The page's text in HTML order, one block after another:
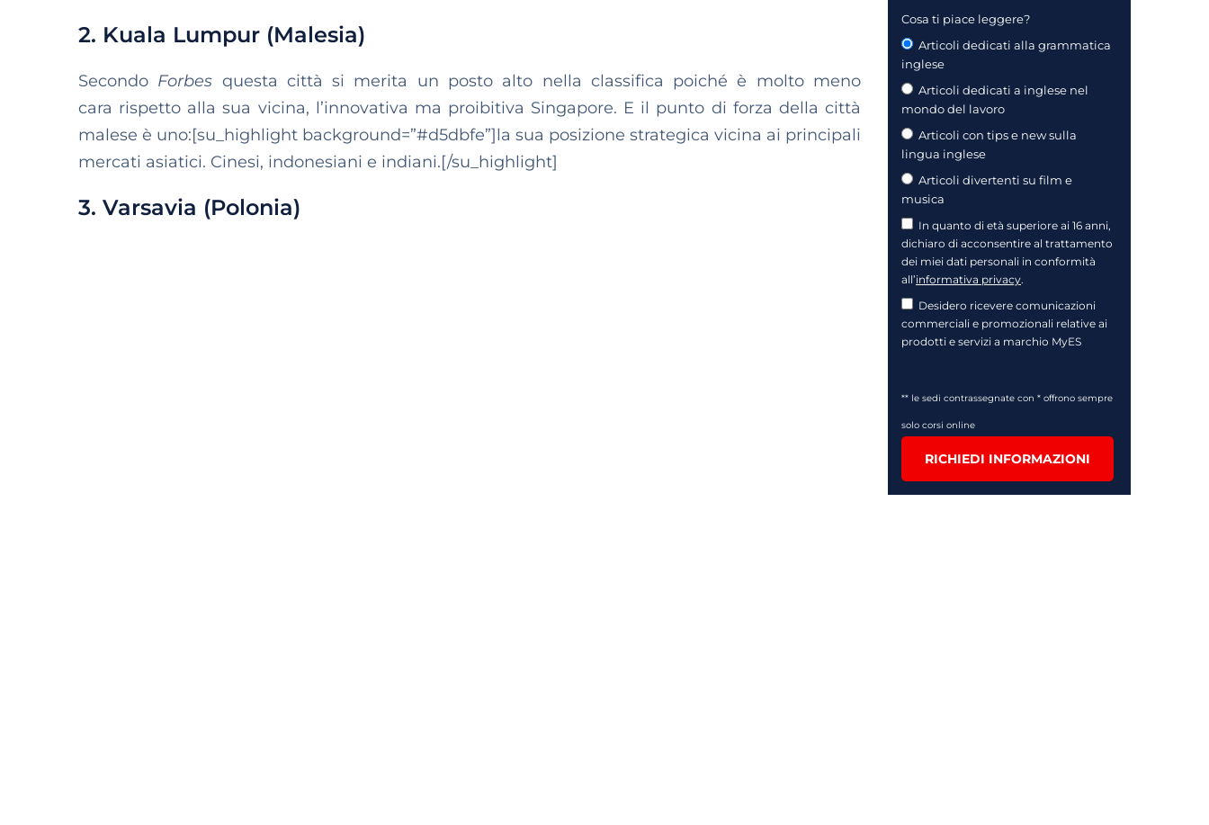
2. Kuala Lumpur (Malesia)
Secondo Forbes questa città si merita un posto alto nella classifica poiché è molto meno
cara rispetto alla sua vicina, l’innovativa ma proibitiva Singapore. E il punto di forza della città
malese è uno:[su_highlight background=”#d5dbfe”]la sua posizione strategica vicina ai principali
mercati asiatici. Cinesi, indonesiani e indiani.[/su_highlight]
3. Varsavia (Polonia)
Cosa ti piace leggere?
Articoli dedicati alla grammatica
inglese
Articoli dedicati a inglese nel
mondo del lavoro
Articoli con tips e new sulla
lingua inglese
Articoli divertenti su film e
musica
In quanto di età superiore ai 16 anni,
dichiaro di acconsentire al trattamento
dei miei dati personali in conformità
all’informativa privacy.
Desidero ricevere comunicazioni
commerciali e promozionali relative ai
prodotti e servizi a marchio MyES
** le sedi contrassegnate con * offrono sempre
solo corsi online
RICHIEDI INFORMAZIONI